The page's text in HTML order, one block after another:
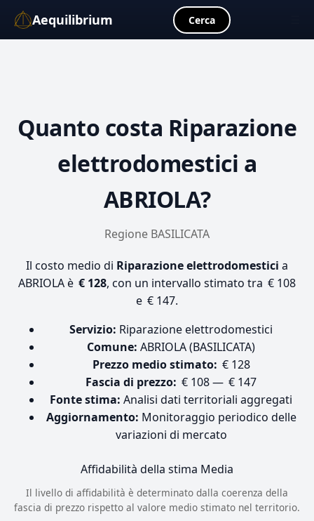
Aequilibrium Cerca
Quanto costa Riparazione
elettrodomestici a
ABRIOLA?
Regione BASILICATA
Il costo medio di Riparazione elettrodomestici a
ABRIOLA è € 128, con un intervallo stimato tra € 108
e € 147.
Servizio: Riparazione elettrodomestici
Comune: ABRIOLA (BASILICATA)
Prezzo medio stimato: € 128
Fascia di prezzo: € 108 — € 147
Fonte stima: Analisi dati territoriali aggregati
Aggiornamento: Monitoraggio periodico delle
variazioni di mercato
Affidabilità della stima Media
Il livello di affidabilità è determinato dalla coerenza della
fascia di prezzo rispetto al valore medio stimato nel territorio.